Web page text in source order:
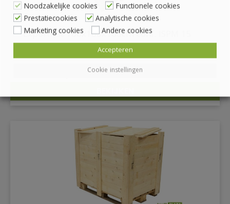
DETAILS
Exportkist 100x100x100cm conf. ISPM 15
Noodzakelijke cookies
Functionele cookies
Prestatiecookies
Analytische cookies
Marketing cookies
Andere cookies
Cookie instellingen
Accepteren